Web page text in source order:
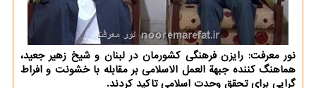
نور معرفت: رایزن فرهنگی کشورمان در لبنان و شیخ زهیر جعید،
هماهنگ کننده جبهة العمل الاسلامی بر مقابله با خشونت و افراط
گرایی برای تحقق وحدت اسلامی تاکید کردند.